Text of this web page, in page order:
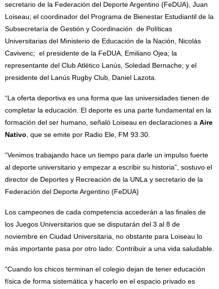
secretario de la Federación del Deporte Argentino (FeDUA), Juan
Loiseau; el coordinador del Programa de Bienestar Estudiantil de la
Subsecretaría de Gestión y Coordinación de Políticas
Universitarias del Ministerio de Educación de la Nación, Nicolás
Cavivenc; el presidente de la FeDUA, Emiliano Ojea; la
representante del Club Atlético Lanús, Soledad Bernache; y el
presidente del Lanús Rugby Club, Daniel Lazota.
“La oferta deportiva es una forma que las universidades tienen de
completar la educación. El deporte es una parte fundamental en la
formación del ser humano, señaló Loiseau en declaraciones a Aire
Nativo, que se emite por Radio Ele, FM 93.30.
“Venimos trabajando hace un tiempo para darle un impulso fuerte
al deporte universitario y empezar a escribir su historia”, sostuvo el
director de Deportes y Recreación de la UNLa y secretario de la
Federación del Deporte Argentino (FeDUA)
Los campeones de cada competencia accederán a las finales de
los Juegos Universitarios que se disputarán del 3 al 8 de
noviembre en Ciudad Universitaria, no obstante para Loiseau lo
más importante pasa por otro lado: Contribuir a una vida saludable.
“Cuando los chicos terminan el colegio dejan de tener educación
física de forma sistemática y hacerlo en el espacio privado es